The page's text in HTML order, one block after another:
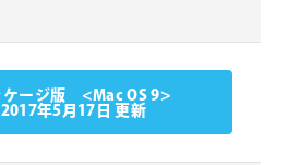
ケージ版 <Mac OS 9>
年5月17日 更新